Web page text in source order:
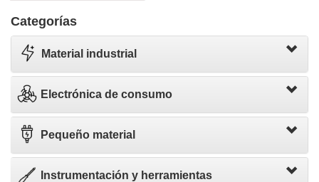
Categorías
Material industrial
Electrónica de consumo
Pequeño material
Instrumentación y herramientas